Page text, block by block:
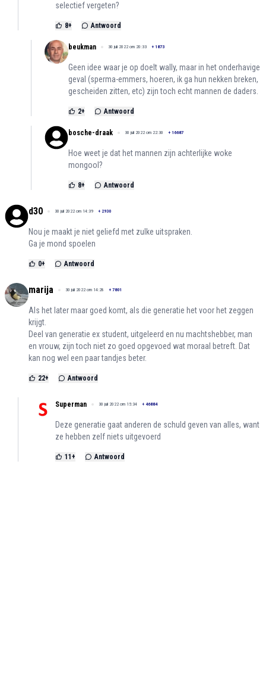
selectief vergeten?
8+ Antwoord
beukman 30 juli 2022 om 20:33 + 1873
Geen idee waar je op doelt wally, maar in het onderhavige
geval (sperma-emmers, hoeren, ik ga hun nekken breken,
gescheiden zitten, etc) zijn toch echt mannen de daders.
2+ Antwoord
bosche-draak 30 juli 2022 om 22:30 + 16687
Hoe weet je dat het mannen zijn achterlijke woke
mongool?
8+ Antwoord
d30 30 juli 2022 om 14:39 + 2930
Nou je maakt je niet geliefd met zulke uitspraken.
Ga je mond spoelen
0+ Antwoord
marija 30 juli 2022 om 14:28 + 7801
Als het later maar goed komt, als die generatie het voor het zeggen
krijgt.
Deel van generatie ex student, uitgeleerd en nu machtshebber, man
en vrouw, zijn toch niet zo goed opgevoed wat moraal betreft. Dat
kan nog wel een paar tandjes beter.
22+ Antwoord
Superman 30 juli 2022 om 15:34 + 46884
Deze generatie gaat anderen de schuld geven van alles, want
ze hebben zelf niets uitgevoerd
11 + Antwoord